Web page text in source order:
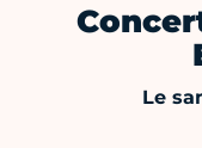
Le